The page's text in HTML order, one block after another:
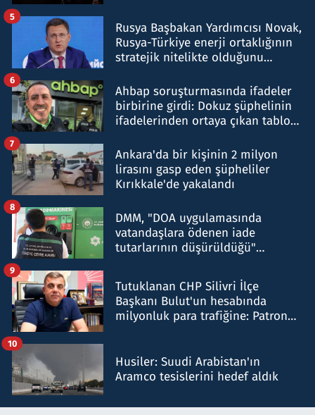
Rusya Başbakan Yardımcısı Novak,
Rusya-Türkiye enerji ortaklığının
stratejik nitelikte olduğunu
5
Ahbap soruşturmasında ifadeler
birbirine girdi: Dokuz şüphelinin
ifadelerinden ortaya çıkan tablo
6
Ankara'da bir kişinin 2 milyon
lirasını gasp eden şüpheliler
Kırıkkale'de yakalandı
7
DMM, "DOA uygulamasında
vatandaşlara ödenen iade
tutarlarının düşürüldüğü"
8
Tutuklanan CHP Silivri İlçe
Başkanı Bulut'un hesabında
milyonluk para trafiğine: Patron
9
Husiler: Suudi Arabistan'ın
Aramco tesislerini hedef aldık
10